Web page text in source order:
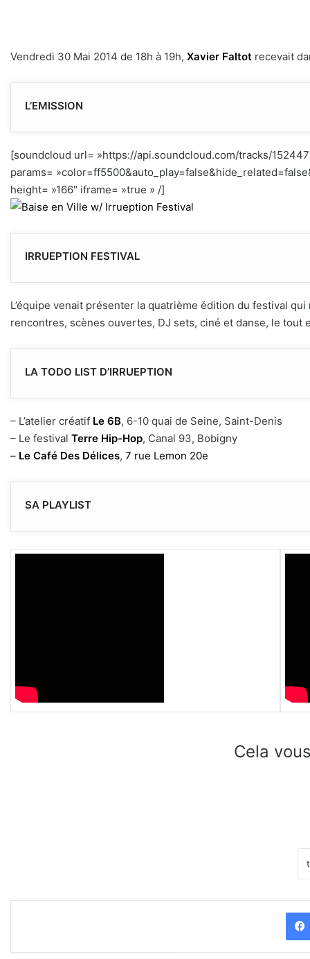
Vendredi 30 Mai 2014 de 18h à 19h, Xavier Faltot recevait
L’EMISSION
[soundcloud url= »https://api.soundcloud.com/tracks/
params=
height= »166″ iframe= »true » /]
IRRUEPTION FESTIVAL
L’équipe venait présenter la quatrième édition du festival
rencontres, scènes ouvertes, DJ sets, ciné et danse, le tout
LA TODO LIST D’IRRUEPTION
– L’atelier créatif Le 6B, 6-10 quai de Seine, Saint-Denis
– Le festival Terre Hip-Hop, Canal 93, Bobigny
– Le Café Des Délices, 7 rue Lemon 20e
SA PLAYLIST
Cela